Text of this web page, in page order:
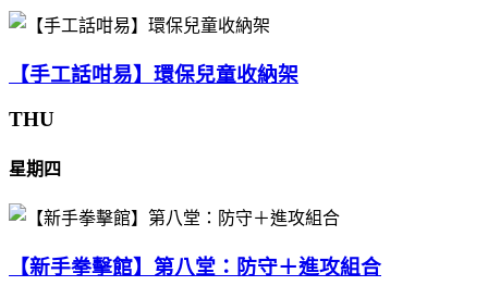
【手工話咁易】環保兒童收納架
THU
星期四
【新手拳擊館】第八堂：防守＋進攻組合